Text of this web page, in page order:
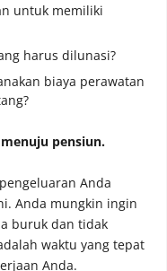
untuk memiliki
harus dilunasi?
biaya perawatan
pensiun.
Anda
Anda mungkin ingin
buruk dan tidak
waktu yang tepat
Anda.